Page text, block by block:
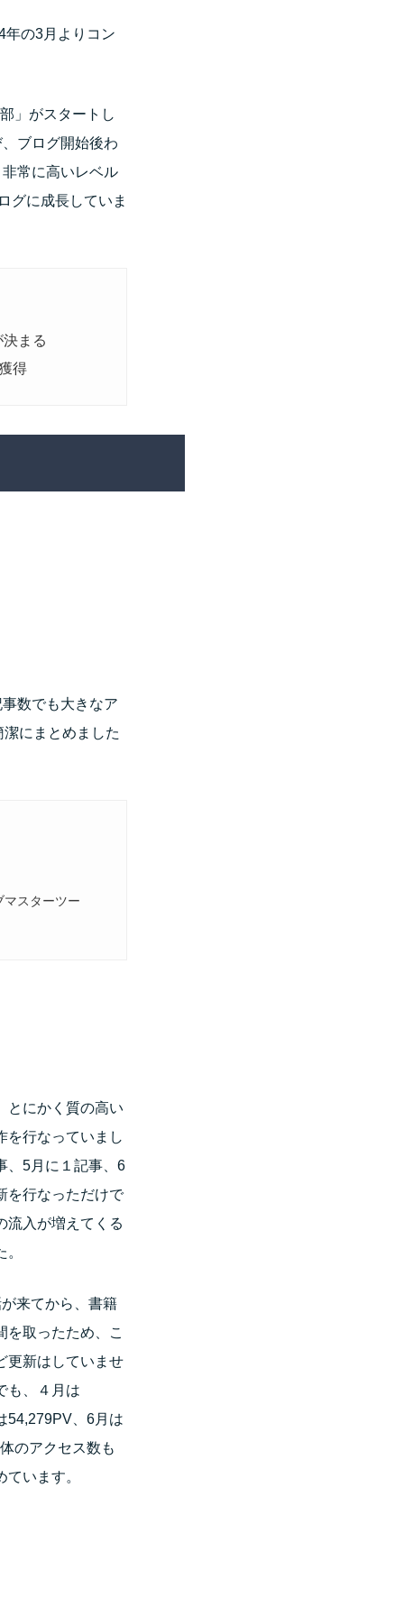
年の3月よりコン
」がスタートし
ブログ開始後わ
常に高いレベル
グに成長していま
決まる
得
数でも大きなア
にまとめました
スターツー
とにかく質の高い
を行なっていまし
、5月に１記事、6
を行なっただけで
流入が増えてくる
来てから、書籍
を取ったため、こ
更新はしていませ
も、４月は
54,279PV、6月は
のアクセス数も
います。